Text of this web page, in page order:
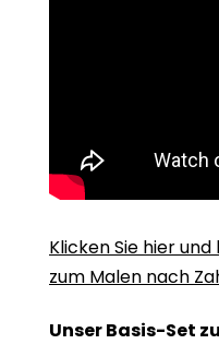
Klicken Sie hier
zum Malen nach
Unser Basis-Set